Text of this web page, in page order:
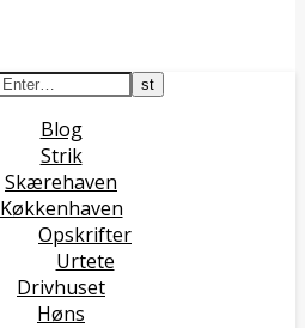
Blog
Strik
Skærehaven
Køkkenhaven
Opskrifter
Urtete
Drivhuset
Høns